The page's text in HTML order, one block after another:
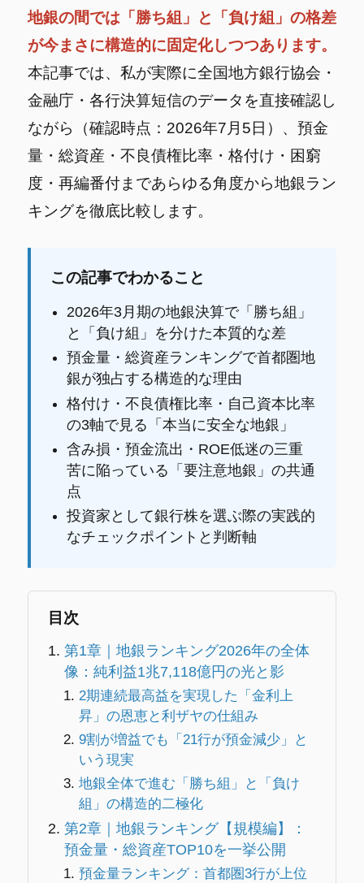
地銀の間では「勝ち組」と「負け組」の格差
が今まさに構造的に固定化しつつあります。
本記事では、私が実際に全国地方銀行協会・
金融庁・各行決算短信のデータを直接確認し
ながら（確認時点：2026年7月5日）、預金
量・総資産・不良債権比率・格付け・困窮
度・再編番付まであらゆる角度から地銀ラン
キングを徹底比較します。
この記事でわかること
2026年3月期の地銀決算で「勝ち組」
と「負け組」を分けた本質的な差
預金量・総資産ランキングで首都圏地
銀が独占する構造的な理由
格付け・不良債権比率・自己資本比率
の3軸で見る「本当に安全な地銀」
含み損・預金流出・ROE低迷の三重
苦に陥っている「要注意地銀」の共通
点
投資家として銀行株を選ぶ際の実践的
なチェックポイントと判断軸
目次
第1章｜地銀ランキング2026年の全体
像：純利益1兆7,118億円の光と影
2期連続最高益を実現した「金利上
昇」の恩恵と利ザヤの仕組み
9割が増益でも「21行が預金減少」と
いう現実
地銀全体で進む「勝ち組」と「負け
組」の構造的二極化
第2章｜地銀ランキング【規模編】：
預金量・総資産TOP10を一挙公開
預金量ランキング：首都圏3行が上位